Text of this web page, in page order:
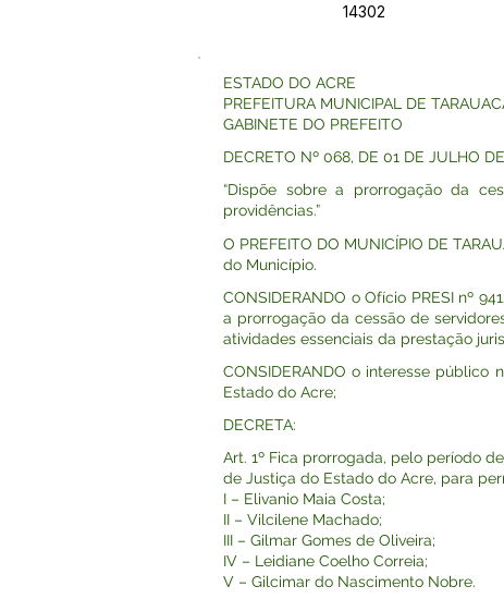
14302
ESTADO DO ACRE
PREFEITURA MUNICIPAL DE
GABINETE DO PREFEITO
DECRETO Nº 068, DE 01 DE JULHO
“Dispõe sobre a prorrogação da
providências.”
O PREFEITO DO MUNICÍPIO DE
do Município.
CONSIDERANDO o Ofício PRESI nº
a prorrogação da cessão de
atividades essenciais da prestação
CONSIDERANDO o interesse
Estado do Acre;
DECRETA:
Art. 1º Fica prorrogada, pelo período
de Justiça do Estado do Acre, para
I – Elivanio Maia Costa;
II – Vilcilene Machado;
III – Gilmar Gomes de Oliveira;
IV – Leidiane Coelho Correia;
V – Gilcimar do Nascimento Nobre.